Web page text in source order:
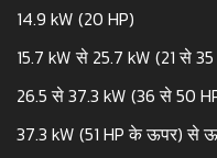
14.9 kW (20 HP)
15.7 kW से 25.7 kW (21 से
26.5 से 37.3 kW (36 से 50
37.3 kW (51 HP के ऊपर) से